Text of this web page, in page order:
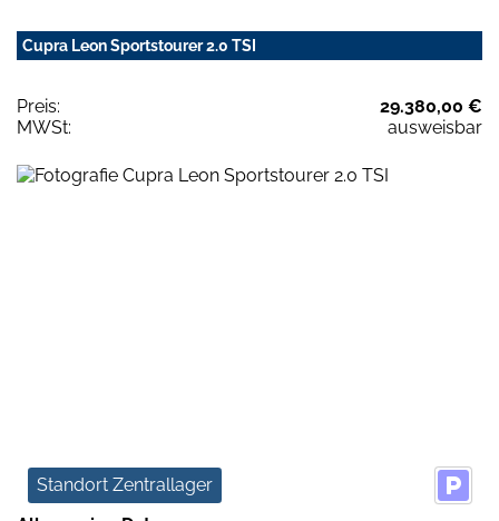
Cupra Leon Sportstourer 2.0 TSI
Preis:
29.380,00 €
MWSt:
ausweisbar
Standort Zentrallager